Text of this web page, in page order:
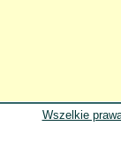
Wszelkie